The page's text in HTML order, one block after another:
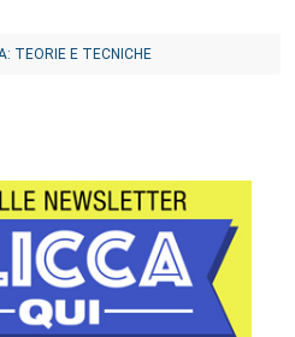
TEORIE E TECNICHE